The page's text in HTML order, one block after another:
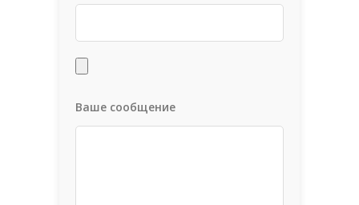
Ваше сообщение